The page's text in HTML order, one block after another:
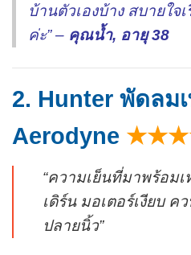
บ้านตัวเองบ้าง สบายใจ
ค่ะ” – คุณน้ำ, อายุ 38
2. Hunter พัดลม
Aerodyne
“ความเย็นที่มาพร้อม
เดิร์น มอเตอร์เงียบ
ปลายนิ้ว”